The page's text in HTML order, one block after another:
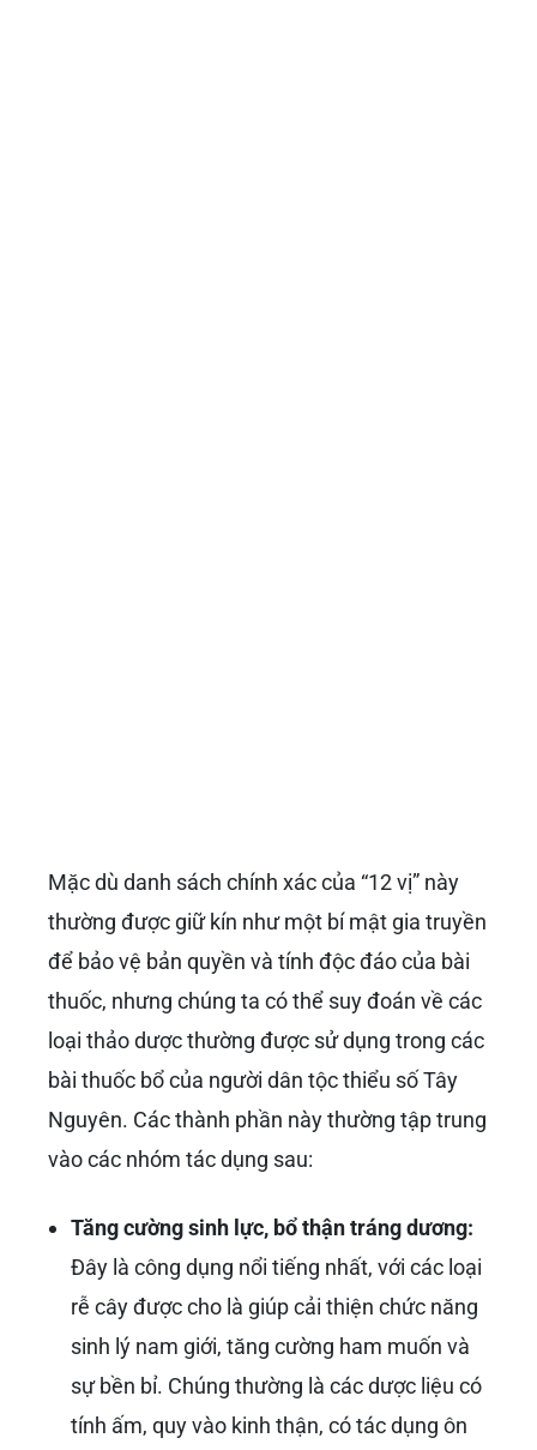
Mặc dù danh sách chính xác của “12 vị” này
thường được giữ kín như một bí mật gia truyền
để bảo vệ bản quyền và tính độc đáo của bài
thuốc, nhưng chúng ta có thể suy đoán về các
loại thảo dược thường được sử dụng trong các
bài thuốc bổ của người dân tộc thiểu số Tây
Nguyên. Các thành phần này thường tập trung
vào các nhóm tác dụng sau:
Tăng cường sinh lực, bổ thận tráng dương:
Đây là công dụng nổi tiếng nhất, với các loại
rễ cây được cho là giúp cải thiện chức năng
sinh lý nam giới, tăng cường ham muốn và
sự bền bỉ. Chúng thường là các dược liệu có
tính ấm, quy vào kinh thận, có tác dụng ôn